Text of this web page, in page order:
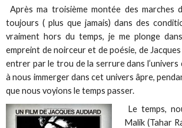
Après ma troisième montée des marches
toujours ( plus que jamais) dans des
vraiment hors du temps, je me plonge
empreint de noirceur et de poésie, de
entrer par le trou de la serrure dans
à nous immerger dans cet univers âpre,
que nous voyions le temps passer.
Le temps,
Malik (Tahar